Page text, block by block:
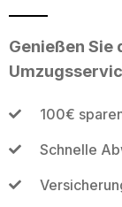
Genießen Sie
100€
Schnelle